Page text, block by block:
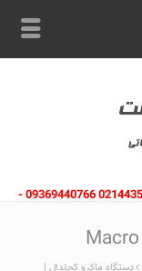
مشاوره و فروش: 02144453235 - 02144357822 09369440766 -
دستگاه ماکرو کجلدال |